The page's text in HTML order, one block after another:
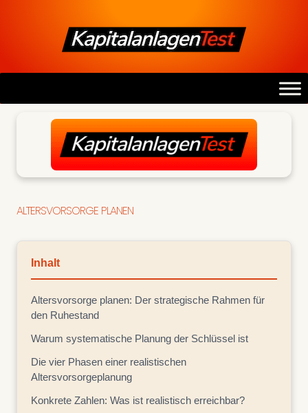
ALTERSVORSORGE PLANEN
Inhalt
Altersvorsorge planen: Der strategische Rahmen für
den Ruhestand
Warum systematische Planung der Schlüssel ist
Die vier Phasen einer realistischen
Altersvorsorgeplanung
Konkrete Zahlen: Was ist realistisch erreichbar?